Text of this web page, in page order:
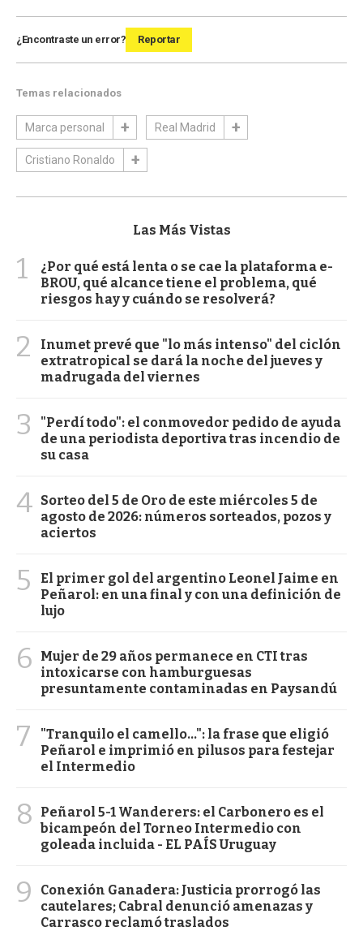
¿Encontraste un error? Reportar
Temas relacionados
Marca personal Real Madrid
Cristiano Ronaldo
Las Más Vistas
1
¿Por qué está lenta o se cae la plataforma e-
BROU, qué alcance tiene el problema, qué
riesgos hay y cuándo se resolverá?
2
Inumet prevé que "lo más intenso" del ciclón
extratropical se dará la noche del jueves y
madrugada del viernes
3
"Perdí todo": el conmovedor pedido de ayuda
de una periodista deportiva tras incendio de
su casa
4 Sorteo del 5 de Oro de este miércoles 5 de
agosto de 2026: números sorteados, pozos y
aciertos
5
El primer gol del argentino Leonel Jaime en
Peñarol: en una final y con una definición de
lujo
6
Mujer de 29 años permanece en CTI tras
intoxicarse con hamburguesas
presuntamente contaminadas en Paysandú
7
"Tranquilo el camello...": la frase que eligió
Peñarol e imprimió en pilusos para festejar
el Intermedio
8
Peñarol 5-1 Wanderers: el Carbonero es el
bicampeón del Torneo Intermedio con
goleada incluida - EL PAÍS Uruguay
9
Conexión Ganadera: Justicia prorrogó las
cautelares; Cabral denunció amenazas y
Carrasco reclamó traslados